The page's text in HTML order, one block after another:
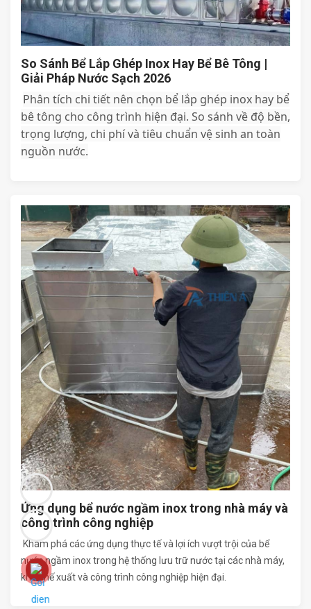
So Sánh Bể Lắp Ghép Inox Hay Bể Bê Tông |
Giải Pháp Nước Sạch 2026
Phân tích chi tiết nên chọn bể lắp ghép inox hay bể
bê tông cho công trình hiện đại. So sánh về độ bền,
trọng lượng, chi phí và tiêu chuẩn vệ sinh an toàn
nguồn nước.
Ứng dụng bể nước ngầm inox trong nhà máy và
công trình công nghiệp
Khám phá các ứng dụng thực tế và lợi ích vượt trội của bể
nước ngầm inox trong hệ thống lưu trữ nước tại các nhà máy,
khu chế xuất và công trình công nghiệp hiện đại.